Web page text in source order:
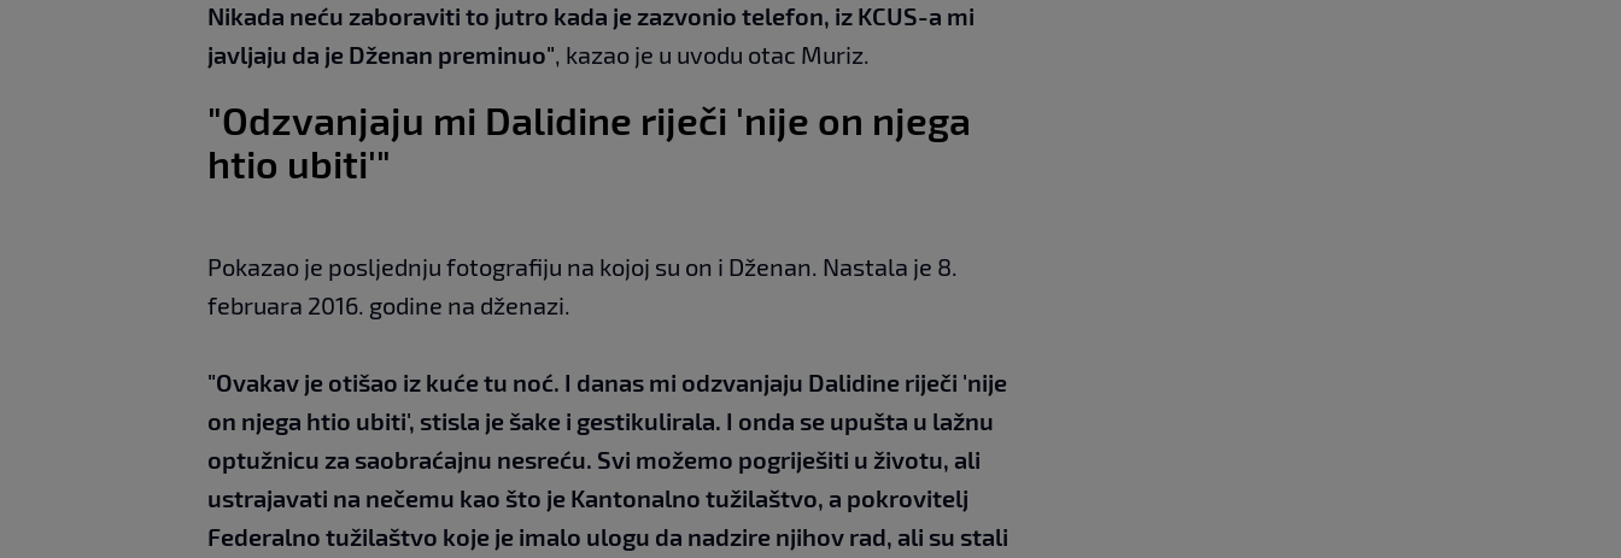
Nikada neću zaboraviti to jutro kada je zazvonio telefon, iz KCUS-a mi
javljaju da je Dženan preminuo" , kazao je u uvodu otac Muriz.
"Odzvanjaju mi Dalidine riječi 'nije on njega
htio ubiti'"
Pokazao je posljednju fotografiju na kojoj su on i Dženan. Nastala je 8.
februara 2016. godine na dženazi.
"Ovakav je otišao iz kuće tu noć. I danas mi odzvanjaju Dalidine riječi 'nije
on njega htio ubiti', stisla je šake i gestikulirala. I onda se upušta u lažnu
optužnicu za saobraćajnu nesreću. Svi možemo pogriješiti u životu, ali
ustrajavati na nečemu kao što je Kantonalno tužilaštvo, a pokrovitelj
Federalno tužilaštvo koje je imalo ulogu da nadzire njihov rad, ali su stali